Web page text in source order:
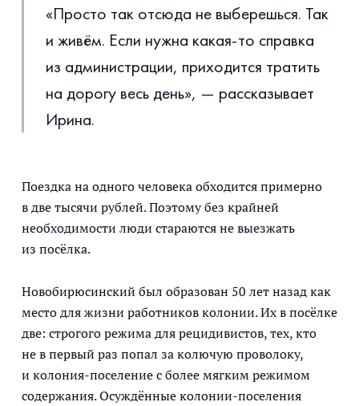
«Просто так отсюда не выберешься. Так
и живём. Если нужна какая-то справка
из администрации, приходится тратить
на дорогу весь день», — рассказывает
Ирина.
Поездка на одного человека обходится примерно
в две тысячи рублей. Поэтому без крайней
необходимости люди стараются не выезжать
из посёлка.
Новобирюсинский был образован 50 лет назад как
место для жизни работников колонии. Их в посёлке
две: строгого режима для рецидивистов, тех, кто
не в первый раз попал за колючую проволоку,
и колония-поселение с более мягким режимом
содержания. Осуждённые колонии-поселения